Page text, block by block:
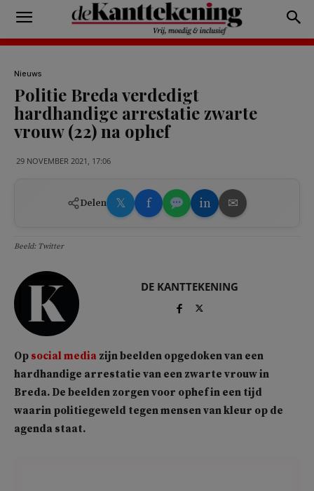
Nieuws
Politie Breda verdedigt
hardhandige arrestatie zwarte
vrouw (22) na ophef
29 NOVEMBER 2021, 17:06
Delen 𝕏 f in ✉
Beeld: Twitter
DE KANTTEKENING
Op social media zijn beelden opgedoken van een
hardhandige arrestatie van een zwarte vrouw in
Breda. De beelden zorgen voor ophef in een tijd
waarin politiegeweld tegen mensen van kleur op de
agenda staat.